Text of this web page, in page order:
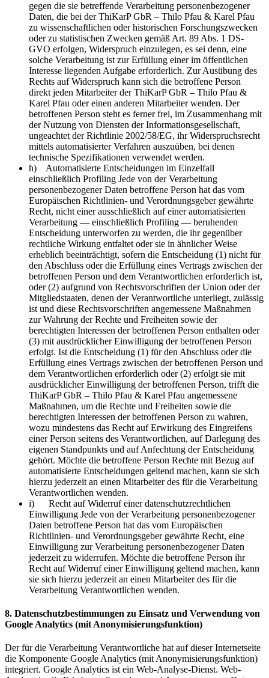
gegen die sie betreffende Verarbeitung personenbezogener
Daten, die bei der ThiKarP GbR – Thilo Pfau & Karel Pfau
zu wissenschaftlichen oder historischen Forschungszwecken
oder zu statistischen Zwecken gemäß Art. 89 Abs. 1 DS-
GVO erfolgen, Widerspruch einzulegen, es sei denn, eine
solche Verarbeitung ist zur Erfüllung einer im öffentlichen
Interesse liegenden Aufgabe erforderlich. Zur Ausübung des
Rechts auf Widerspruch kann sich die betroffene Person
direkt jeden Mitarbeiter der ThiKarP GbR – Thilo Pfau &
Karel Pfau oder einen anderen Mitarbeiter wenden. Der
betroffenen Person steht es ferner frei, im Zusammenhang mit
der Nutzung von Diensten der Informationsgesellschaft,
ungeachtet der Richtlinie 2002/58/EG, ihr Widerspruchsrecht
mittels automatisierter Verfahren auszuüben, bei denen
technische Spezifikationen verwendet werden.
h) Automatisierte Entscheidungen im Einzelfall
einschließlich Profiling Jede von der Verarbeitung
personenbezogener Daten betroffene Person hat das vom
Europäischen Richtlinien- und Verordnungsgeber gewährte
Recht, nicht einer ausschließlich auf einer automatisierten
Verarbeitung — einschließlich Profiling — beruhenden
Entscheidung unterworfen zu werden, die ihr gegenüber
rechtliche Wirkung entfaltet oder sie in ähnlicher Weise
erheblich beeinträchtigt, sofern die Entscheidung (1) nicht für
den Abschluss oder die Erfüllung eines Vertrags zwischen der
betroffenen Person und dem Verantwortlichen erforderlich ist,
oder (2) aufgrund von Rechtsvorschriften der Union oder der
Mitgliedstaaten, denen der Verantwortliche unterliegt, zulässig
ist und diese Rechtsvorschriften angemessene Maßnahmen
zur Wahrung der Rechte und Freiheiten sowie der
berechtigten Interessen der betroffenen Person enthalten oder
(3) mit ausdrücklicher Einwilligung der betroffenen Person
erfolgt. Ist die Entscheidung (1) für den Abschluss oder die
Erfüllung eines Vertrags zwischen der betroffenen Person und
dem Verantwortlichen erforderlich oder (2) erfolgt sie mit
ausdrücklicher Einwilligung der betroffenen Person, trifft die
ThiKarP GbR – Thilo Pfau & Karel Pfau angemessene
Maßnahmen, um die Rechte und Freiheiten sowie die
berechtigten Interessen der betroffenen Person zu wahren,
wozu mindestens das Recht auf Erwirkung des Eingreifens
einer Person seitens des Verantwortlichen, auf Darlegung des
eigenen Standpunkts und auf Anfechtung der Entscheidung
gehört. Möchte die betroffene Person Rechte mit Bezug auf
automatisierte Entscheidungen geltend machen, kann sie sich
hierzu jederzeit an einen Mitarbeiter des für die Verarbeitung
Verantwortlichen wenden.
i) Recht auf Widerruf einer datenschutzrechtlichen
Einwilligung Jede von der Verarbeitung personenbezogener
Daten betroffene Person hat das vom Europäischen
Richtlinien- und Verordnungsgeber gewährte Recht, eine
Einwilligung zur Verarbeitung personenbezogener Daten
jederzeit zu widerrufen. Möchte die betroffene Person ihr
Recht auf Widerruf einer Einwilligung geltend machen, kann
sie sich hierzu jederzeit an einen Mitarbeiter des für die
Verarbeitung Verantwortlichen wenden.
8. Datenschutzbestimmungen zu Einsatz und Verwendung von
Google Analytics (mit Anonymisierungsfunktion)
Der für die Verarbeitung Verantwortliche hat auf dieser Internetseite
die Komponente Google Analytics (mit Anonymisierungsfunktion)
integriert. Google Analytics ist ein Web-Analyse-Dienst. Web-